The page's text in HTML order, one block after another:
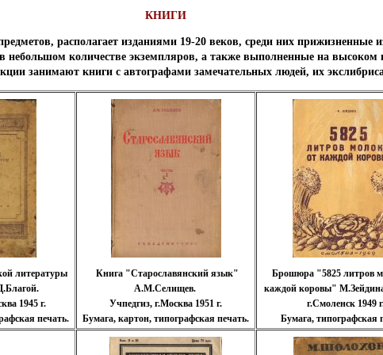
КНИГИ
располагает изданиями 19-20 веков, среди них прижизненные
небольшом количестве экземпляров, а также выполненные на высоком
занимают книги с автографами замечательных людей, их
литературы
1945 г.
печать.
Книга "Старославянский язык"
А.М.Селищев.
Учпедгиз, г.Москва 1951 г.
Бумага, картон, типографская печать.
Брошюра "5825 литров
каждой коровы"
г.Смоленск 1949
Бумага, типографская